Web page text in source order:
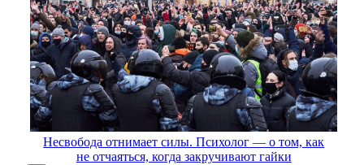
Несвобода отнимает силы. Психолог — о том, как
не отчаяться, когда закручивают гайки